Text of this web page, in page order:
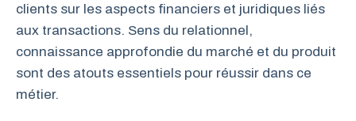
clients sur les aspects financiers et juridiques liés
aux transactions. Sens du relationnel,
connaissance approfondie du marché et du produit
sont des atouts essentiels pour réussir dans ce
métier.